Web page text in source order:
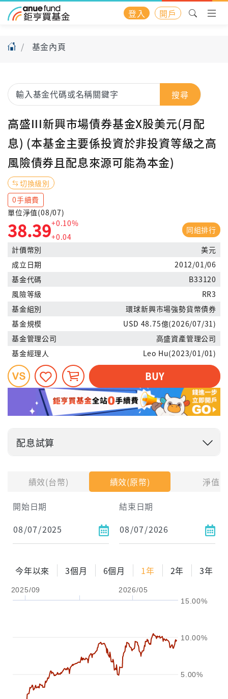
登入 開戶
基金內頁
績效(台幣) 績效(原幣)
淨值
開始日期
結束日期
今年以來 3個月 6個月 1年 2年 3年
2025/09 2026/05
5.00%
10.00%
15.00%
搜尋
高盛III新興市場債券基金X股美元(月配
息) (本基金主要係投資於非投資等級之高
風險債券且配息來源可能為本金)
切換級別
0手續費
單位淨值(08/07)
38.39+0.10%
+0.04
同組排行
計價幣別
美元
成立日期
2012/01/06
基金代碼
B33120
風險等級
RR3
基金組別
環球新興市場強勢貨幣債券
基金規模
USD 48.75億(2026/07/31)
基金管理公司
高盛資產管理公司
基金經理人
Leo Hu(2023/01/01)
BUY
配息試算
試算區間
1年
2年
配息金額